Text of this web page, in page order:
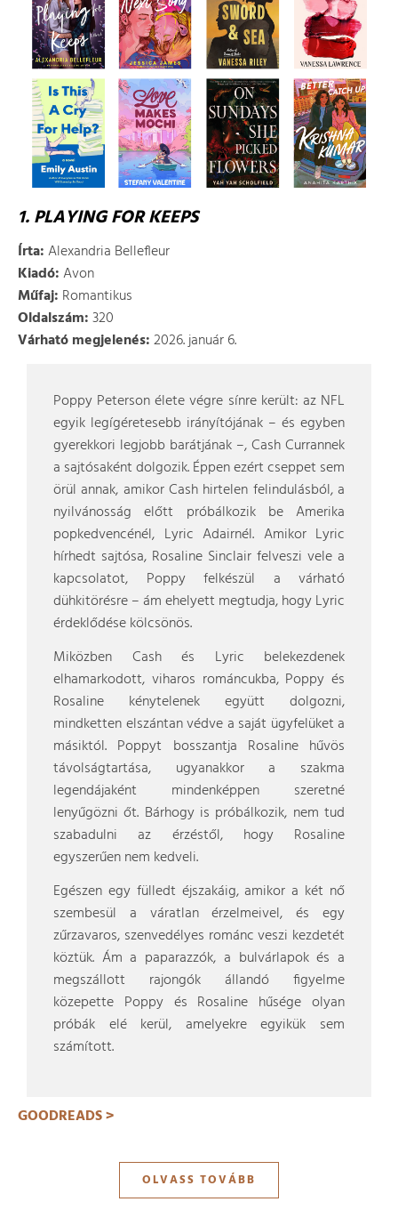
1. PLAYING FOR KEEPS
Írta:Alexandria Bellefleur
Kiadó:Avon
Műfaj: Romantikus
Oldalszám:320
Várható megjelenés:2026. január 6.
Poppy Peterson élete végre sínre került: az NFL
egyik legígéretesebb irányítójának – és egyben
gyerekkori legjobb barátjának –, Cash Currannek
a sajtósaként dolgozik. Éppen ezért cseppet sem
örül annak, amikor Cash hirtelen felindulásból, a
nyilvánosság előtt próbálkozik be Amerika
popkedvencénél, Lyric Adairnél. Amikor Lyric
hírhedt sajtósa, Rosaline Sinclair felveszi vele a
kapcsolatot, Poppy felkészül a várható
dühkitörésre – ám ehelyett megtudja, hogy Lyric
érdeklődése kölcsönös.
Miközben Cash és Lyric belekezdenek
elhamarkodott, viharos románcukba, Poppy és
Rosaline kénytelenek együtt dolgozni,
mindketten elszántan védve a saját ügyfelüket a
másiktól. Poppyt bosszantja Rosaline hűvös
távolságtartása, ugyanakkor a szakma
legendájaként mindenképpen szeretné
lenyűgözni őt. Bárhogy is próbálkozik, nem tud
szabadulni az érzéstől, hogy Rosaline
egyszerűen nem kedveli.
Egészen egy fülledt éjszakáig, amikor a két nő
szembesül a váratlan érzelmeivel, és egy
zűrzavaros, szenvedélyes románc veszi kezdetét
köztük. Ám a paparazzók, a bulvárlapok és a
megszállott rajongók állandó figyelme
közepette Poppy és Rosaline hűsége olyan
próbák elé kerül, amelyekre egyikük sem
számított.
GOODREADS >
OLVASS TOVÁBB